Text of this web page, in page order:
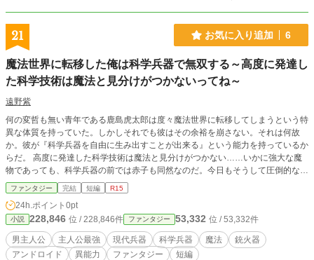
21 お気に入り追加 6
魔法世界に転移した俺は科学兵器で無双する～高度に発達し
た科学技術は魔法と見分けがつかないってね～
遠野紫
何の変哲も無い青年である鹿島虎太郎は度々魔法世界に転移してしまうという特
異な体質を持っていた。しかしそれでも彼はその余裕を崩さない。それは何故
か。彼が『科学兵器を自由に生み出すことが出来る』という能力を持っているか
らだ。 高度に発達した科学技術は魔法と見分けがつかない……いかに強大な魔
物であっても、科学兵器の前では赤子も同然なのだ。今日もそうして圧倒的な力
を持つ虎太郎は科学兵器で魔物たちを蹂躙していく。 しかしそんな虎太郎の元
に彼を殺そうとする少女が現れたのだった。しかもその少女は虎太郎の持つ武器
よりも技術の進んだビーム兵器を生み出す能力を持っていた。 自らを殺そうと
する少女の出会いによって、虎太郎は巨大な陰謀に巻き込まれることとなる。
ファンタジー 完結 短編 R15
24h.ポイント 0pt
小説 228,846 位 / 228,846件 ファンタジー 53,332 位 / 53,332件
男主人公 主人公最強 現代兵器 科学兵器 魔法
銃火器
アンドロイド
異能力 ファンタジー 短編